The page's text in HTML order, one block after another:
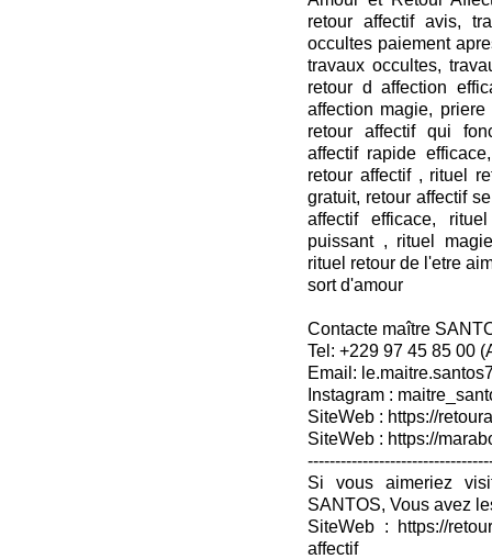
retour affectif avis,
occultes paiement
travaux occultes,
retour d affection
affection magie,
retour affectif qui
affectif rapide
retour affectif , rituel
gratuit, retour affectif
affectif efficace,
puissant , rituel
rituel retour de l'etre
sort d'amour
Contacte maître
Tel: +229 97 45 85 00
Email:
Instagram :
SiteWeb : https://
SiteWeb : https://
Si vous aimeriez
SANTOS, Vous avez
SiteWeb : https://
affectif